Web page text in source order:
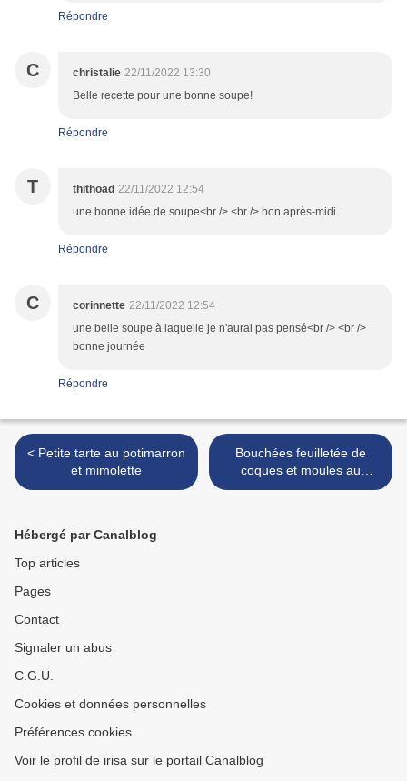
Répondre
C christalie 22/11/2022 13:30
Belle recette pour une bonne soupe!
Répondre
T thithoad 22/11/2022 12:54
une bonne idée de soupe<br /> <br /> bon après-midi
Répondre
C corinnette 22/11/2022 12:54
une belle soupe à laquelle je n'aurai pas pensé<br /> <br />
bonne journée
Répondre
< Petite tarte au potimarron
et mimolette
Bouchées feuilletée de
coques et moules au
maroilles >
Hébergé par Canalblog
Top articles
Pages
Contact
Signaler un abus
C.G.U.
Cookies et données personnelles
Préférences cookies
Voir le profil de irisa sur le portail Canalblog